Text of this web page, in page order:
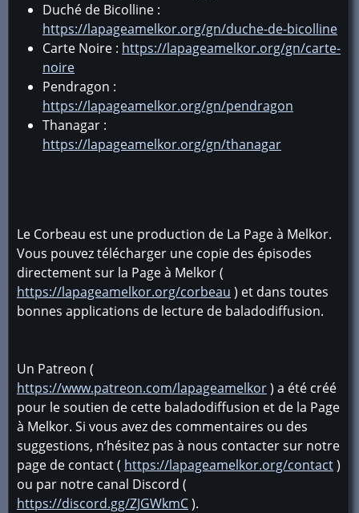
Duché de Bicolline :
https://lapageamelkor.org/gn/duche-de-bicolline
Carte Noire : https://lapageamelkor.org/gn/carte-
noire
Pendragon :
https://lapageamelkor.org/gn/pendragon
Thanagar :
https://lapageamelkor.org/gn/thanagar
Le Corbeau est une production de La Page à Melkor.
Vous pouvez télécharger une copie des épisodes
directement sur la Page à Melkor (
https://lapageamelkor.org/corbeau ) et dans toutes
bonnes applications de lecture de baladodiffusion.
Un Patreon (
https://www.patreon.com/lapageamelkor) a été créé
pour le soutien de cette baladodiffusion et de la Page
à Melkor. Si vous avez des commentaires ou des
suggestions, n’hésitez pas à nous contacter sur notre
page de contact ( https://lapageamelkor.org/contact)
ou par notre canal Discord (
https://discord.gg/ZJGWkmC).